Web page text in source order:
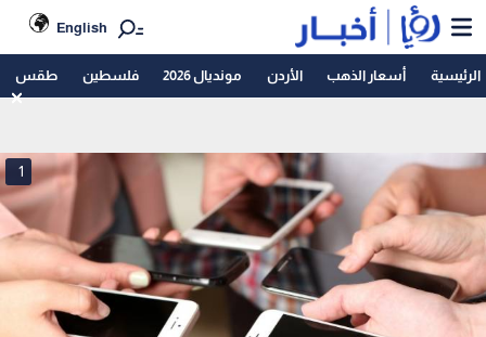
English
الرئيسية أسعار الذهب الأردن مونديال 2026 فلسطين طقس
1